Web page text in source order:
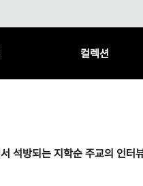
컬렉션
석방되는 지학순 주교의 인터